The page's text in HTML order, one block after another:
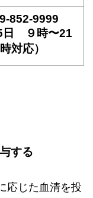
852-9999
日 ９時〜21
時対応）
する
応じた血清を投